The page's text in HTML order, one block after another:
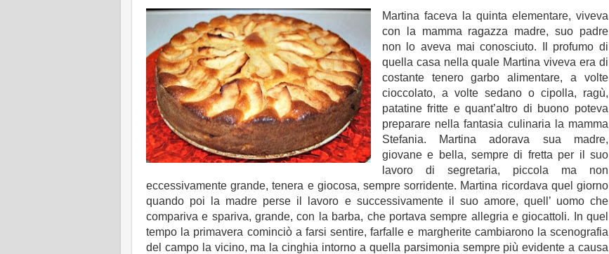
Martina faceva la quinta elementare, viveva
con la mamma ragazza madre, suo padre
non lo aveva mai conosciuto. Il profumo di
quella casa nella quale Martina viveva era di
costante tenero garbo alimentare, a volte
cioccolato, a volte sedano o cipolla, ragù,
patatine fritte e quant’altro di buono poteva
preparare nella fantasia culinaria la mamma
Stefania. Martina adorava sua madre,
giovane e bella, sempre di fretta per il suo
lavoro di segretaria, piccola ma non
eccessivamente grande, tenera e giocosa, sempre sorridente. Martina ricordava quel giorno
quando poi la madre perse il lavoro e successivamente il suo amore, quell’ uomo che
compariva e spariva, grande, con la barba, che portava sempre allegria e giocattoli. In quel
tempo la primavera cominciò a farsi sentire, farfalle e margherite cambiarono la scenografia
del campo la vicino, ma la cinghia intorno a quella parsimonia sempre più evidente a causa